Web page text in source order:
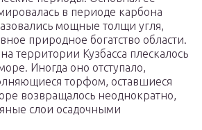
в периоде карбона
мощные толщи угля,
природное богатство области.
территории Кузбасса плескалось
Иногда оно отступало,
торфом, оставшиеся
возвращалось неоднократно,
слои осадочными